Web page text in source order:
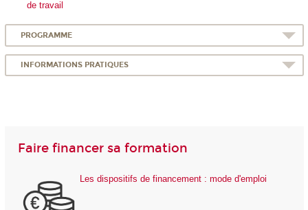
de travail
PROGRAMME
INFORMATIONS PRATIQUES
Faire financer sa formation
Les dispositifs de financement : mode d'emploi